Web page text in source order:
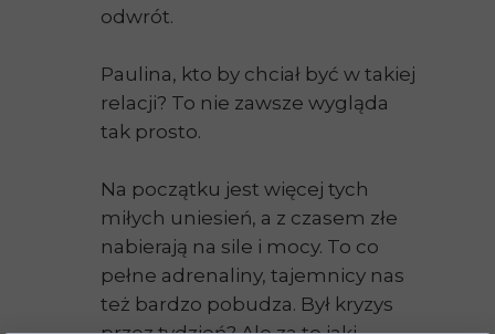
odwrót.
Paulina, kto by chciał być w takiej
relacji? To nie zawsze wygląda
tak prosto.
Na początku jest więcej tych
miłych uniesień, a z czasem złe
nabierają na sile i mocy. To co
pełne adrenaliny, tajemnicy nas
też bardzo pobudza. Był kryzys